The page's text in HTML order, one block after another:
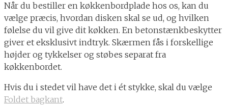
Når du bestiller en køkkenbordplade hos os, kan du
vælge præcis, hvordan disken skal se ud, og hvilken
følelse du vil give dit køkken. En betonstænkbeskytter
giver et eksklusivt indtryk. Skærmen fås i forskellige
højder og tykkelser og støbes separat fra
køkkenbordet.
Hvis du i stedet vil have det i ét stykke, skal du vælge
Foldet bagkant.